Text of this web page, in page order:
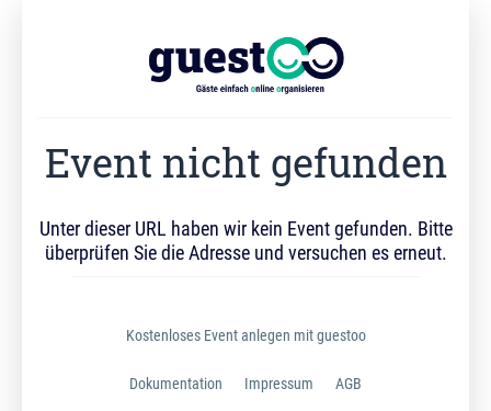
Event nicht gefunden
Unter dieser URL haben wir kein Event gefunden. Bitte
überprüfen Sie die Adresse und versuchen es erneut.
Kostenloses Event anlegen mit guestoo
Dokumentation Impressum AGB